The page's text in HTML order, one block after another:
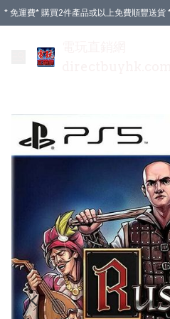
* 免運費* 購買2件產品或以上免費順豐送貨